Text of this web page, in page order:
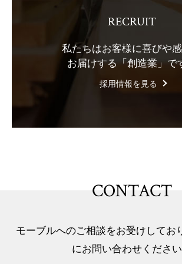
RECRUIT
私たちはお客様に喜びや
お届けする「創造業」で
採用情報を見る
CONTACT
モーブルへのご相談をお受けしてお
にお問い合わせください